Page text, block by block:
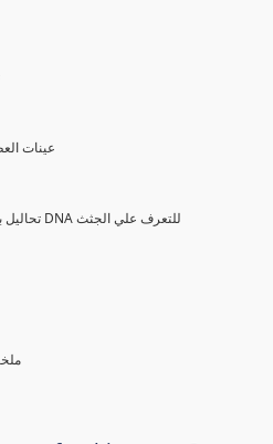
7- عينات
(19) تحاليل بقايا العظام وأشلاء الجثث وتحليل DNA للتعرف علي الجثث